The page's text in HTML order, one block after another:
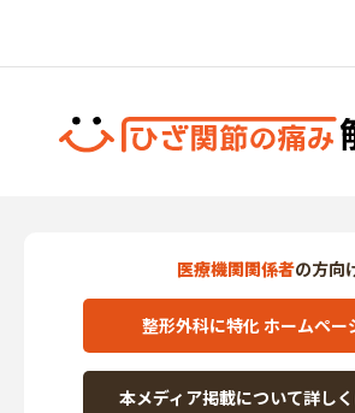
医療機関関係者の方向
整形外科に特化 ホームペー
本メディア掲載について詳し